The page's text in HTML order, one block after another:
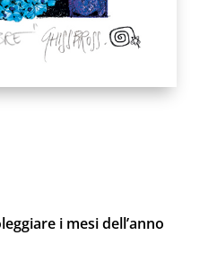
i mesi dell’anno